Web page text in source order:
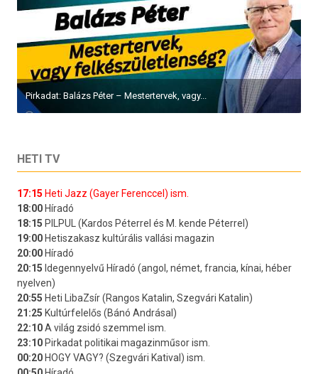
Pirkadat: Balázs Péter – Mestertervek, vagy...
HETI TV